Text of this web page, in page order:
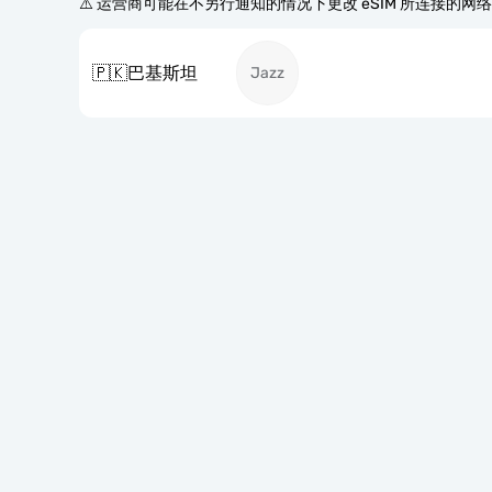
⚠️ 运营商可能在不另行通知的情况下更改 eSIM 所连接的网
🇵🇰巴基斯坦 Jazz